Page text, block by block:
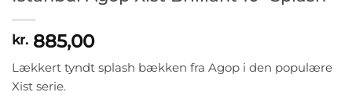
kr. 885,00
Lækkert tyndt splash bækken fra Agop i den populære
Xist serie.